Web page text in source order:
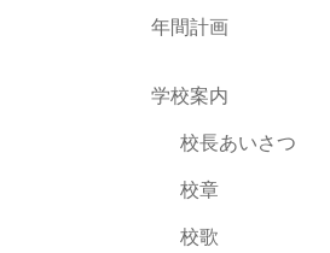
年間計画
学校案内
校長あいさつ
校章
校歌